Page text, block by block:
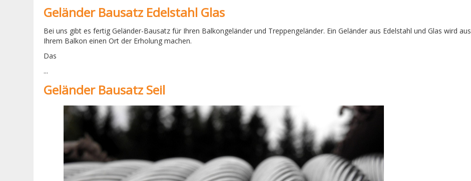
Geländer Bausatz Edelstahl Glas
Bei uns gibt es fertig Geländer-Bausatz für Ihren Balkongeländer und Treppengeländer. Ein Geländer aus Edelstahl und Glas wird aus
Ihrem Balkon einen Ort der Erholung machen.
Das
...
Geländer Bausatz Seil